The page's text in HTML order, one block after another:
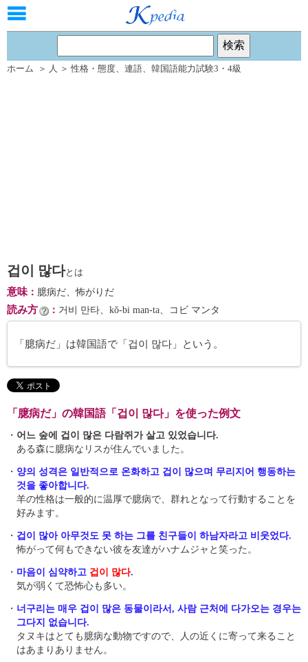
ホーム ＞ 人 ＞性格・態度、 連語、 韓国語能力試験3・4級
겁이 많다とは
意味： 臆病だ、怖がりだ
読み方 ： 거비 만타、kŏ-bi man-ta、コビ マンタ
「臆病だ」は韓国語で「겁이 많다」という。
「臆病だ」の韓国語「겁이 많다」を使った例文
・ 어느 숲에 겁이 많은 다람쥐가 살고 있었습니다.
ある森に臆病なリスが住んでいました。
・ 양의 성격은 일반적으로 온화하고 겁이 많으며 무리지어 행동하는
것을 좋아합니다.
羊の性格は一般的に温厚で臆病で、群れとなって行動することを
好みます。
・ 겁이 많아 아무것도 못 하는 그를 친구들이 하남자라고 비웃었다.
怖がって何もできない彼を友達がハナムジャと笑った。
・ 마음이 심약하고 겁이 많다.
気が弱くて恐怖心も多い。
・ 너구리는 매우 겁이 많은 동물이라서, 사람 근처에 다가오는 경우는
그다지 없습니다.
タヌキはとても臆病な動物ですので、人の近くに寄って来ること
はあまりありません。